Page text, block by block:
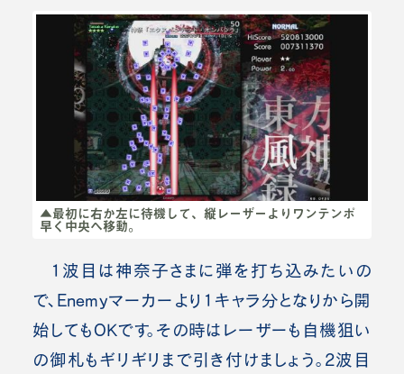
▲最初に右か左に待機して、縦レーザーよりワンテンポ
早く中央へ移動。
1波目は神奈子さまに弾を打ち込みたいの
で、Enemyマーカーより1キャラ分となりから開
始してもOKです。その時はレーザーも自機狙い
の御札もギリギリまで引き付けましょう。 2波目